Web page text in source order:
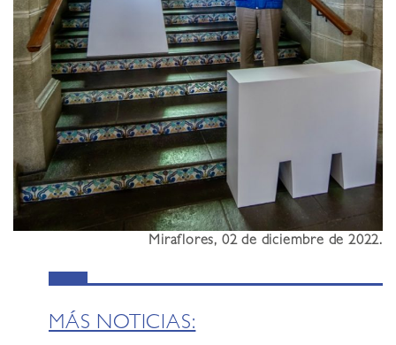
Miraflores, 02 de diciembre de 2022.
MÁS NOTICIAS: